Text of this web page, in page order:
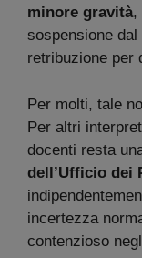
minore gravità,
sospensione
retribuzione per
Per molti, tale
Per altri
docenti resta
dell’Ufficio dei
incertezza
contenzioso